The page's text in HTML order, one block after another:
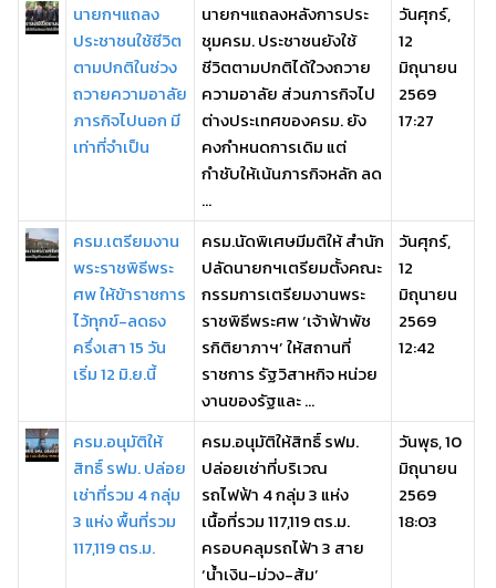
นายกฯแถลง
ประชาชนใช้ชีวิต
ตามปกติในช่วง
ถวายความอาลัย
ภารกิจไปนอก มี
เท่าที่จำเป็น
นายกฯแถลงหลังการประ
ชุมครม. ประชาชนยังใช้
ชีวิตตามปกติได้ใ่วงถวาย
ความอาลัย ส่วนภารกิจไป
ต่างประเทศของครม. ยัง
คงกำหนดการเดิม แต่
กำชับให้เน้นภารกิจหลัก ลด
...
วันศุกร์,
12
มิถุนายน
2569
17:27
ครม.เตรียมงาน
พระราชพิธีพระ
ศพ ให้ข้าราชการ
ไว้ทุกข์-ลดธง
ครึ่งเสา 15 วัน
เริ่ม 12 มิ.ย.นี้
ครม.นัดพิเศษมีมติให้ สำนัก
ปลัดนายกฯเตรียมตั้งคณะ
กรรมการเตรียมงานพระ
ราชพิธีพระศพ ‘เจ้าฟ้าพัช
รกิติยาภาฯ’ ให้สถานที่
ราชการ รัฐวิสาหกิจ หน่วย
งานของรัฐและ ...
วันศุกร์,
12
มิถุนายน
2569
12:42
ครม.อนุมัติให้
สิทธิ์ รฟม. ปล่อย
เช่าที่รวม 4 กลุ่ม
3 แห่ง พื้นที่รวม
117,119 ตร.ม.
ครม.อนุมัติให้สิทธิ์ รฟม.
ปล่อยเช่าที่บริเวณ
รถไฟฟ้า 4 กลุ่ม 3 แห่ง
เนื้อที่รวม 117,119 ตร.ม.
ครอบคลุมรถไฟ้า 3 สาย
‘น้ำเงิน-ม่วง-ส้ม’
วันพุธ, 10
มิถุนายน
2569
18:03